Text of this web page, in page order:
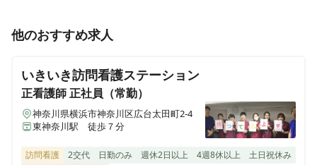
学研ココファン・ナーシング立川
学研ココファン・ナーシング横浜
神奈川県横浜市鶴見区中央3-19-11 ココファン横浜鶴見内併設
神奈川県藤沢市辻堂元町六丁目17-1 ココファン藤沢SST内併設
正看護師 正社員（常勤）
【横浜市神奈川区・訪問看護未経験者歓迎◎】介護スタ
護です✨教育・サポート体制充実◎
他のおすすめ求人
いきいき訪問看護ステーション
正看護師正社員（常勤）
神奈川県横浜市神奈川区広台太田町2-4
東神奈川駅 徒歩７分
訪問看護 2交代 日勤のみ 週休2日以上 4週8休以上
土日祝休み